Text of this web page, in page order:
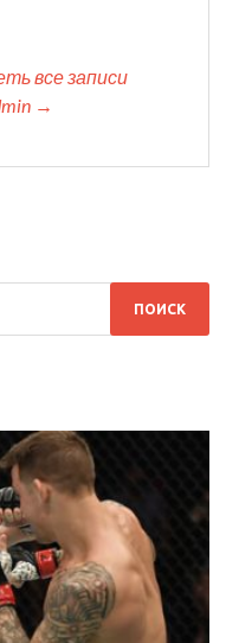
все записи
→